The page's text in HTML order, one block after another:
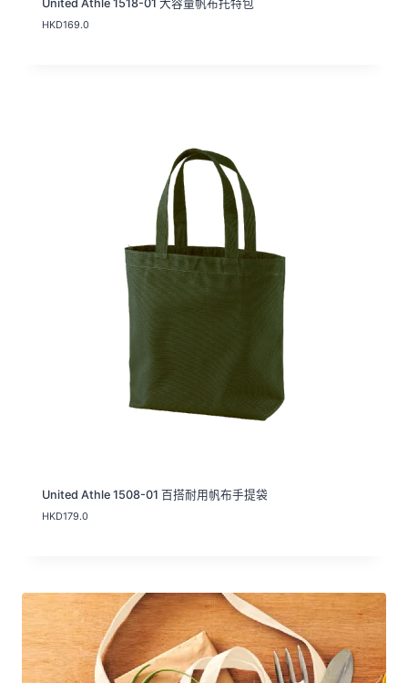
United Athle 1518-01 大容量帆布托特包
HKD169.0
United Athle 1508-01 百搭耐用帆布手提袋
HKD179.0